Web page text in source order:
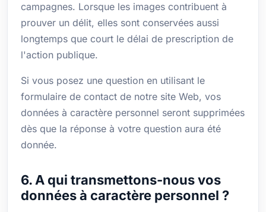
campagnes. Lorsque les images contribuent à
prouver un délit, elles sont conservées aussi
longtemps que court le délai de prescription de
l'action publique.
Si vous posez une question en utilisant le
formulaire de contact de notre site Web, vos
données à caractère personnel seront supprimées
dès que la réponse à votre question aura été
donnée.
6. A qui transmettons-nous vos
données à caractère personnel ?